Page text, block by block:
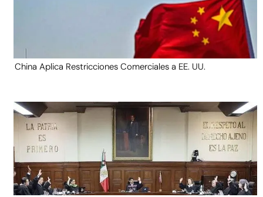
China Aplica Restricciones Comerciales a EE. UU.